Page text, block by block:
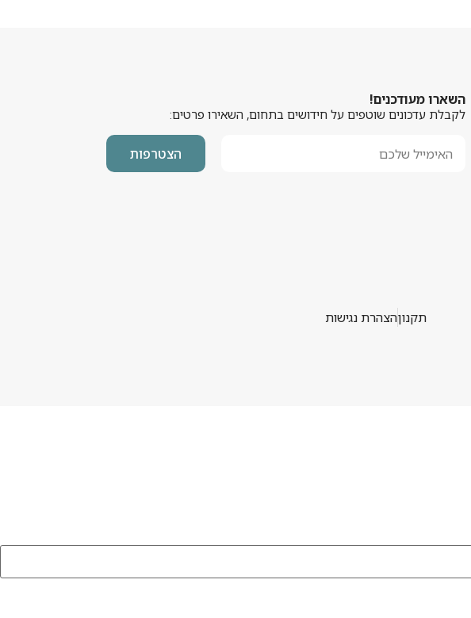
השארו מעודכנים!
לקבלת עדכונים שוטפים על חידושים בתחום, השאירו פרטים:
הצטרפות
תקנוןהצהרת נגישות